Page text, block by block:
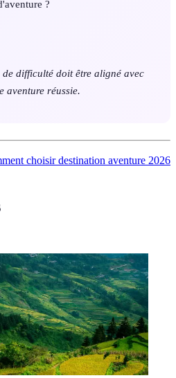
?
difficulté doit être aligné avec
aventure réussie.
choisir destination aventure 2026